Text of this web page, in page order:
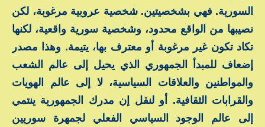
السورية. فهي بشخصيتين. شخصية عروبية مرغوبة، لكن
نصيبها من الواقع محدود، وشخصية سورية واقعية، لكنها
تكاد تكون غير مرغوبة أو معترف بها، يتيمة. وهذا مصدر
إضعاف للمبدأ الجمهوري الذي يحيل إلى عالم الشعب
والمواطنين والعلاقات السياسية، لا إلى عالم الهويات
والقرابات الثقافية. أو لنقل إن مدرك الجمهورية ينتمي
إلى عالم الوجود السياسي الفعلي لجمهرة سوريين